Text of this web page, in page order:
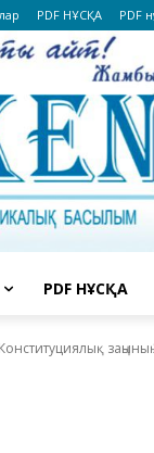
PDF НҰСҚА PDF
PDF НҰСҚА